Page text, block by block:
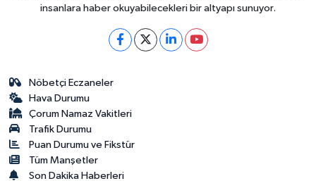
insanlara haber okuyabilecekleri bir altyapı sunuyor.
Nöbetçi Eczaneler
Hava Durumu
Çorum Namaz Vakitleri
Trafik Durumu
Puan Durumu ve Fikstür
Tüm Manşetler
Son Dakika Haberleri